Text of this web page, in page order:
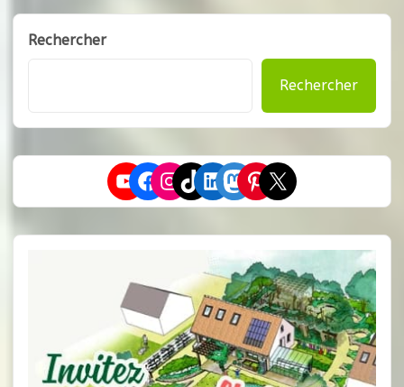
Rechercher
Rechercher
YouTube
Facebook
Instagram
TikTok
LinkedIn
Mastodon
Pinterest
X